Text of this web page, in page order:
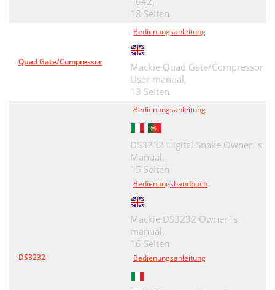
18 Seiten
Quad Gate/Compressor
Bedienungsanleitung
Mackie Quad Gate/Compressor
User manual,
13 Seiten
DS3232
Bedienungsanleitung
DS3232 Digital Snake Owner`s
Manual,
15 Seiten
Bedienungshandbuch
Mackie DS3232 Owner`s
manual,
16 Seiten
Bedienungsanleitung